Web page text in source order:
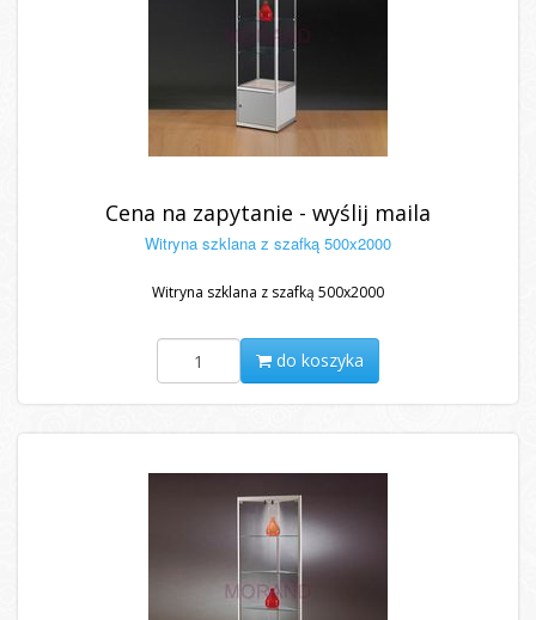
Cena na zapytanie - wyślij maila
Witryna szklana z szafką 500x2000
Witryna szklana z szafką 500x2000
do koszyka